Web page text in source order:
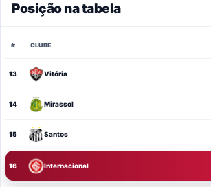
Posição na tabela
# CLUBE
13 Vitória
14 Mirassol
15 Santos
16 Internacional